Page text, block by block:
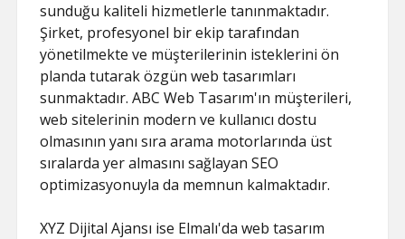
sunduğu kaliteli hizmetlerle tanınmaktadır.
Şirket, profesyonel bir ekip tarafından
yönetilmekte ve müşterilerinin isteklerini ön
planda tutarak özgün web tasarımları
sunmaktadır. ABC Web Tasarım'ın müşterileri,
web sitelerinin modern ve kullanıcı dostu
olmasının yanı sıra arama motorlarında üst
sıralarda yer almasını sağlayan SEO
optimizasyonuyla da memnun kalmaktadır.
XYZ Dijital Ajansı ise Elmalı'da web tasarım